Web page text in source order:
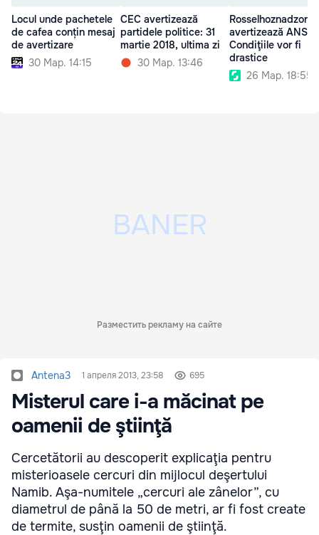
Locul unde pachetele
de cafea conțin mesaj
de avertizare
30 Мар. 14:15
CEC avertizează
partidele politice: 31
martie 2018, ultima zi
30 Мар. 13:46
Rosselhoznadzor
avertizează ANSA:
Condiţiile vor fi
drastice
26 Мар. 18:55
Разместить рекламу на сайте
Antena3 1 апреля 2013, 23:58 695
Misterul care i-a măcinat pe
oamenii de ştiinţă
Cercetătorii au descoperit explicaţia pentru
misterioasele cercuri din mijlocul deşertului
Namib. Aşa-numitele „cercuri ale zânelor”, cu
diametrul de până la 50 de metri, ar fi fost create
de termite, susţin oamenii de ştiinţă.